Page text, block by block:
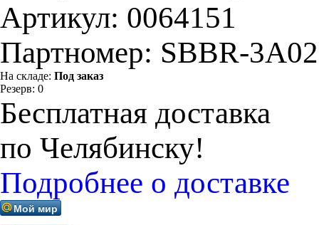
Артикул: 0064151
Партномер: SBBR-
На складе: Под заказ
Резерв: 0
Бесплатная доставка
по Челябинску!
Подробнее о доставке
Мой мир